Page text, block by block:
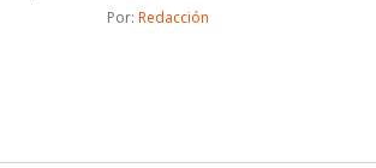
del Estado (FGE).La Fiscalía
responsabilidad en el delito
Por: Redacción